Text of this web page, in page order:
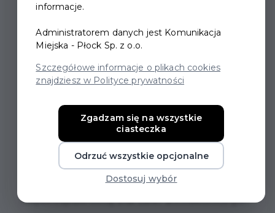
by czytać wspólnie pieśni, treny i fraszki Jana
romańskie wieże katedry.
miasta, instytucji kultury, firm, stowarzyszeń, szkół,
dziennikarze, aktorzy i przedstawiciele służb
miejskich.
Na dziedzińcu Książnicy zaprezentujemy fragmenty
"Jan Kochanowski - sigma czy lipa?".
Wydarzenie dostępne dla osób z
niepełnosprawnością, brak barier architektonicznych.
informacje.
Administratorem danych jest Komunikacja
Miejska - Płock Sp. z o.o.
Szczegółowe informacje o plikach cookies
znajdziesz w Polityce prywatności
Zgadzam się na wszystkie
ciasteczka
Odrzuć wszystkie opcjonalne
Dostosuj wybór